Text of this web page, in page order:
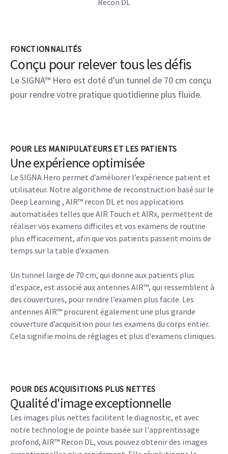
La séquence SnapShot SSFSE permet d'augmenter le
nombre de coupes tout en maintenant des temps
FONCTIONNALITÉS
Conçu pour relever tous les défis
Le SIGNA™ Hero est doté d'un tunnel de 70 cm conçu
pour rendre votre pratique quotidienne plus fluide.
POUR LES MANIPULATEURS ET LES PATIENTS
Une expérience optimisée
Le SIGNA Hero permet d’améliorer l’expérience patient et
utilisateur. Notre algorithme de reconstruction basé sur le
Deep Learning , AIR™ recon DL et nos applications
temps sur la table d’examen.
Un tunnel large de 70 cm, qui donne aux patients plus
d'espace, est associé aux antennes AIR™, qui ressemblent à
des couvertures, pour rendre l’examen plus facile. Les
antennes AIR™ procurent également une plus grande